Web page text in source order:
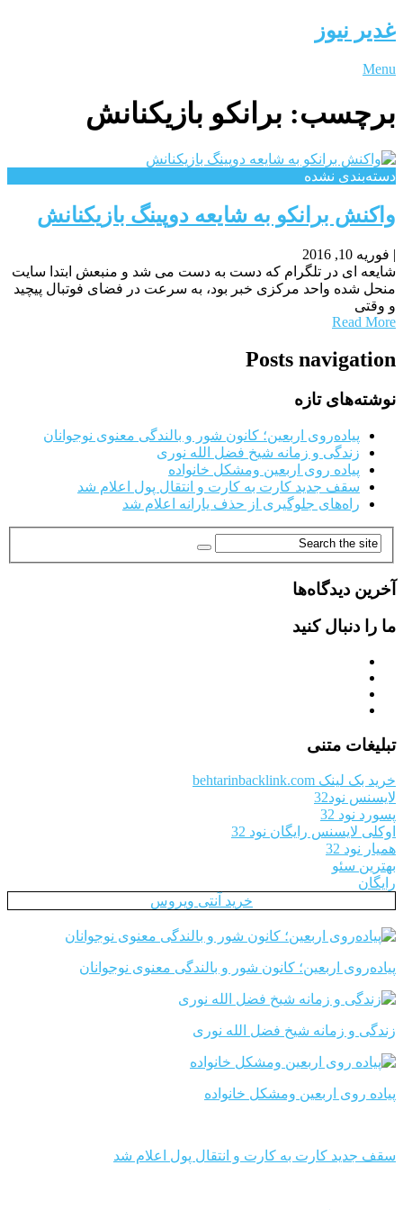
غدیر نیوز
Menu
برچسب: برانکو بازیکنانش
دسته‌بندی نشده
واکنش برانکو به شایعه دوپینگ بازیکنانش
| فوریه 10, 2016
شایعه ای در تلگرام که دست به دست می شد و منبعش ابتدا سایت
منحل شده واحد مرکزی خبر بود، به سرعت در فضای فوتبال پیچید
و وقتی
Read More
Posts navigation
نوشته‌های تازه
پیاده‌روی اربعین؛ کانون شور و بالندگی معنوی نوجوانان
زندگی و زمانه شیخ فضل الله نوری
پیاده روی اربعین ومشکل خانواده
سقف جدید کارت به کارت و انتقال پول اعلام شد
راه‌های جلوگیری از حذف یارانه اعلام شد
آخرین دیدگاه‌ها
ما را دنبال کنید
تبلیغات متنی
خرید بک لینک behtarinbacklink.com
لایسنس نود32
پسورد نود 32
اوکلی لایسنس رایگان نود 32
همیار نود 32
بهترین سئو
رایگان
خرید آنتی ویروس
پیاده‌روی اربعین؛ کانون شور و بالندگی معنوی نوجوانان
زندگی و زمانه شیخ فضل الله نوری
پیاده روی اربعین ومشکل خانواده
سقف جدید کارت به کارت و انتقال پول اعلام شد